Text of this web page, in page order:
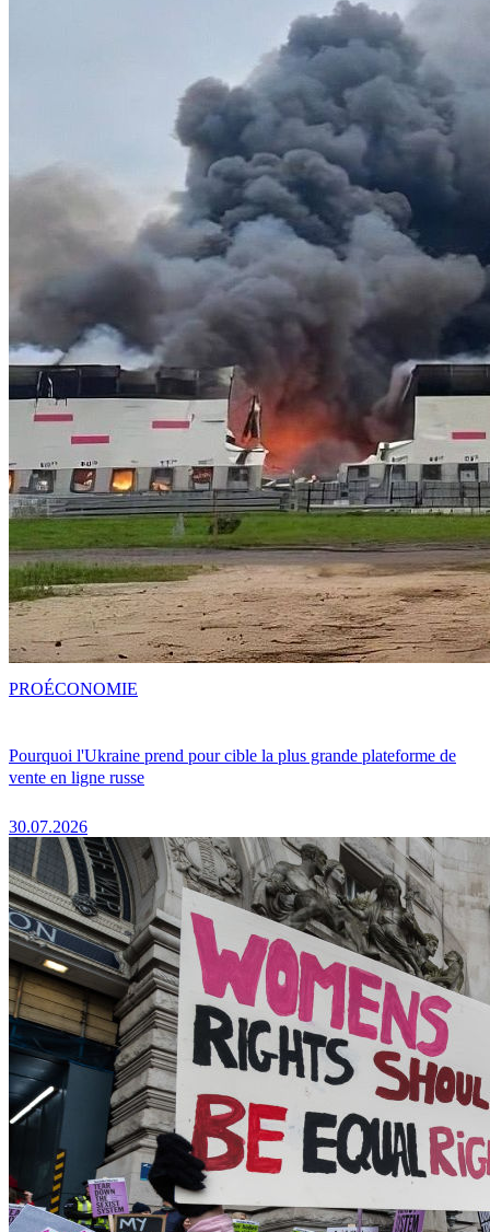
Pourquoi l'Ukraine prend pour cible la plus grande plateforme de
vente en ligne russe
30.07.2026
PROÉCONOMIE